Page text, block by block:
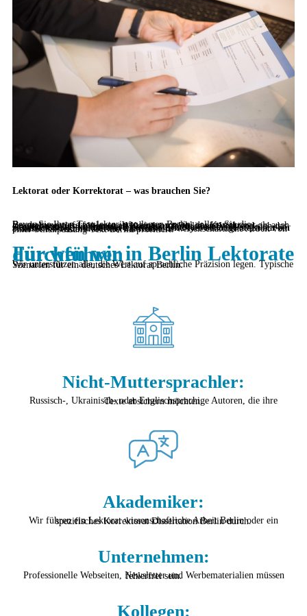
Lektorat oder Korrektorat – was brauchen Sie?
Bevor Sie Ihren Text lektorieren lassen Berlin, sollten Sie die Bearbeitungstiefe festlegen. Wir bieten sowohl das Korrektorat als auch ein umfassendes Lektorat und Korrektorat Berlin an. Während sich das Korrektorat auf die formale Richtigkeit (Rechtschreibung, Zeichensetzung) konzentriert, geht das Lektorat weiter: Hier prüfen wir zusätzlich Stil, Struktur und Lesefluss. Ein Flyer benötigt meist nur ein präzises Korrektorat Berlin, während eine wissenschaftliche Arbeit von einer Stilanpassung Text Berlin profitiert.
Für wen wir in Berlin Lektorate durchführen
Wir unterstützen alle, die Wert auf sprachliche Präzision legen. Typische Szenarien für ein deutsches Lektorat Berlin:
Nicht-Muttersprachler:
Russisch-, Ukrainisch- oder Englischsprachige Autoren, die ihre Texte absichern möchten.
Akademiker:
Wir führen ein Lektorat wissenschaftliche Arbeit Berlin oder ein spezifisches Korrektorat Dissertation Berlin durch.
Unternehmen:
Professionelle Webseiten, Newsletter und Werbematerialien müssen fehlerfrei sein.
Kollegen: